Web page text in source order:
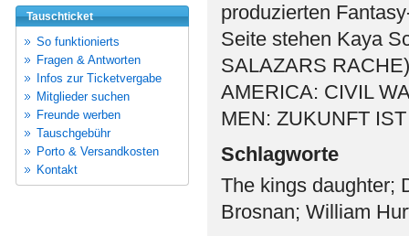
Tauschticket
So funktionierts
Fragen & Antworten
Infos zur Ticketvergabe
Mitglieder suchen
Freunde werben
Tauschgebühr
Porto & Versandkosten
Kontakt
produzierten
Seite stehen Kaya
SALAZARS
AMERICA: CIVIL
MEN: ZUKUNFT
Schlagworte
The kings daughter;
Brosnan; William